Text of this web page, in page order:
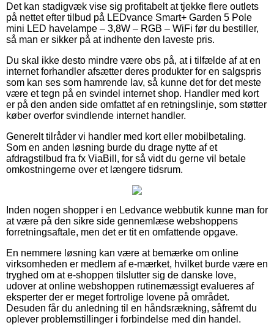
Det kan stadigvæk vise sig profitabelt at tjekke flere outlets
på nettet efter tilbud på LEDvance Smart+ Garden 5 Pole
mini LED havelampe – 3,8W – RGB – WiFi før du bestiller,
så man er sikker på at indhente den laveste pris.
Du skal ikke desto mindre være obs på, at i tilfælde af at en
internet forhandler afsætter deres produkter for en salgspris
som kan ses som hamrende lav, så kunne det for det meste
være et tegn på en svindel internet shop. Handler med kort
er på den anden side omfattet af en retningslinje, som støtter
køber overfor svindlende internet handler.
Generelt tilråder vi handler med kort eller mobilbetaling.
Som en anden løsning burde du drage nytte af et
afdragstilbud fra fx ViaBill, for så vidt du gerne vil betale
omkostningerne over et længere tidsrum.
Inden nogen shopper i en Ledvance webbutik kunne man for
at være på den sikre side gennemlæse webshoppens
forretningsaftale, men det er tit en omfattende opgave.
En nemmere løsning kan være at bemærke om online
virksomheden er medlem af e-mærket, hvilket burde være en
tryghed om at e-shoppen tilslutter sig de danske love,
udover at online webshoppen rutinemæssigt evalueres af
eksperter der er meget fortrolige lovene på området.
Desuden får du anledning til en håndsrækning, såfremt du
oplever problemstillinger i forbindelse med din handel.